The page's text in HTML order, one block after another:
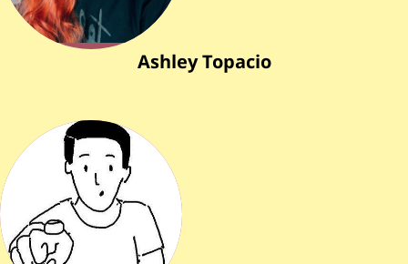
Ashley Topacio